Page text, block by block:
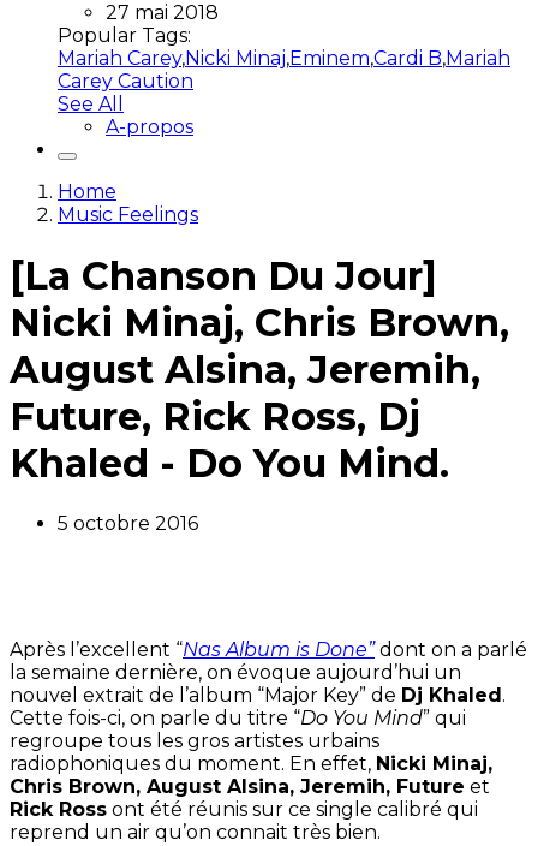
27 mai 2018
Popular Tags:
Mariah Carey,Nicki Minaj,Eminem,Cardi B,Mariah
Carey Caution
See All
A-propos
Home
Music Feelings
[La Chanson Du Jour]
Nicki Minaj, Chris Brown,
August Alsina, Jeremih,
Future, Rick Ross, Dj
Khaled - Do You Mind.
5 octobre 2016
Après l’excellent “Nas Album is Done”dont on a parlé
la semaine dernière, on évoque aujourd’hui un
nouvel extrait de l’album “Major Key” de Dj Khaled.
Cette fois-ci, on parle du titre “Do You Mind” qui
regroupe tous les gros artistes urbains
radiophoniques du moment. En effet, Nicki Minaj,
Chris Brown, August Alsina, Jeremih, Future et
Rick Ross ont été réunis sur ce single calibré qui
reprend un air qu’on connait très bien.